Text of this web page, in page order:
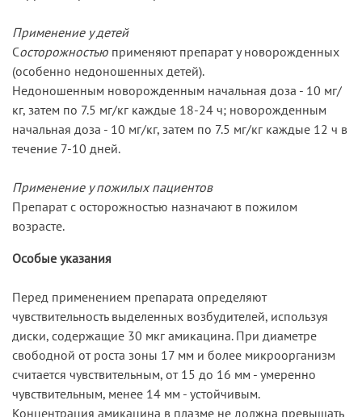
Применение у детей
Состорожностью применяют препарат у новорожденных
(особенно недоношенных детей).
Недоношенным новорожденным начальная доза - 10 мг/
кг, затем по 7.5 мг/кг каждые 18-24 ч; новорожденным
начальная доза - 10 мг/кг, затем по 7.5 мг/кг каждые 12 ч в
течение 7-10 дней.
Применение у пожилых пациентов
Препарат с осторожностью назначают в пожилом
возрасте.
Особые указания
Перед применением препарата определяют
чувствительность выделенных возбудителей, используя
диски, содержащие 30 мкг амикацина. При диаметре
свободной от роста зоны 17 мм и более микроорганизм
считается чувствительным, от 15 до 16 мм - умеренно
чувствительным, менее 14 мм - устойчивым.
Концентрация амикацина в плазме не должна превышать